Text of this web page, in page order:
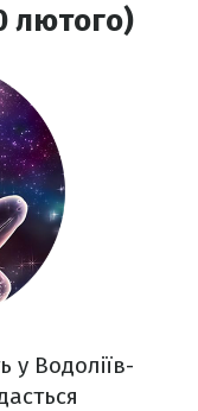
лютого)
у Водоліїв-